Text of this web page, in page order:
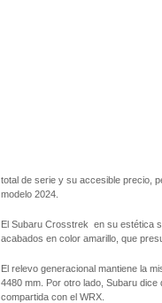
total de serie y su accesible precio,
modelo 2024.
El Subaru Crosstrek en su estética
acabados en color amarillo, que
El relevo generacional mantiene la
4480 mm. Por otro lado, Subaru
compartida con el WRX.